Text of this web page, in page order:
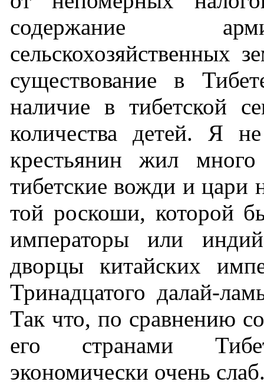
содержание
сельскохозяйственных
существование в
наличие в тибетской
количества детей. Я
крестьянин жил
тибетские вожди и цари
той роскоши, которой
императоры или
дворцы китайских
Тринадцатого далай-
Так что, по сравнению
его странами
экономически очень